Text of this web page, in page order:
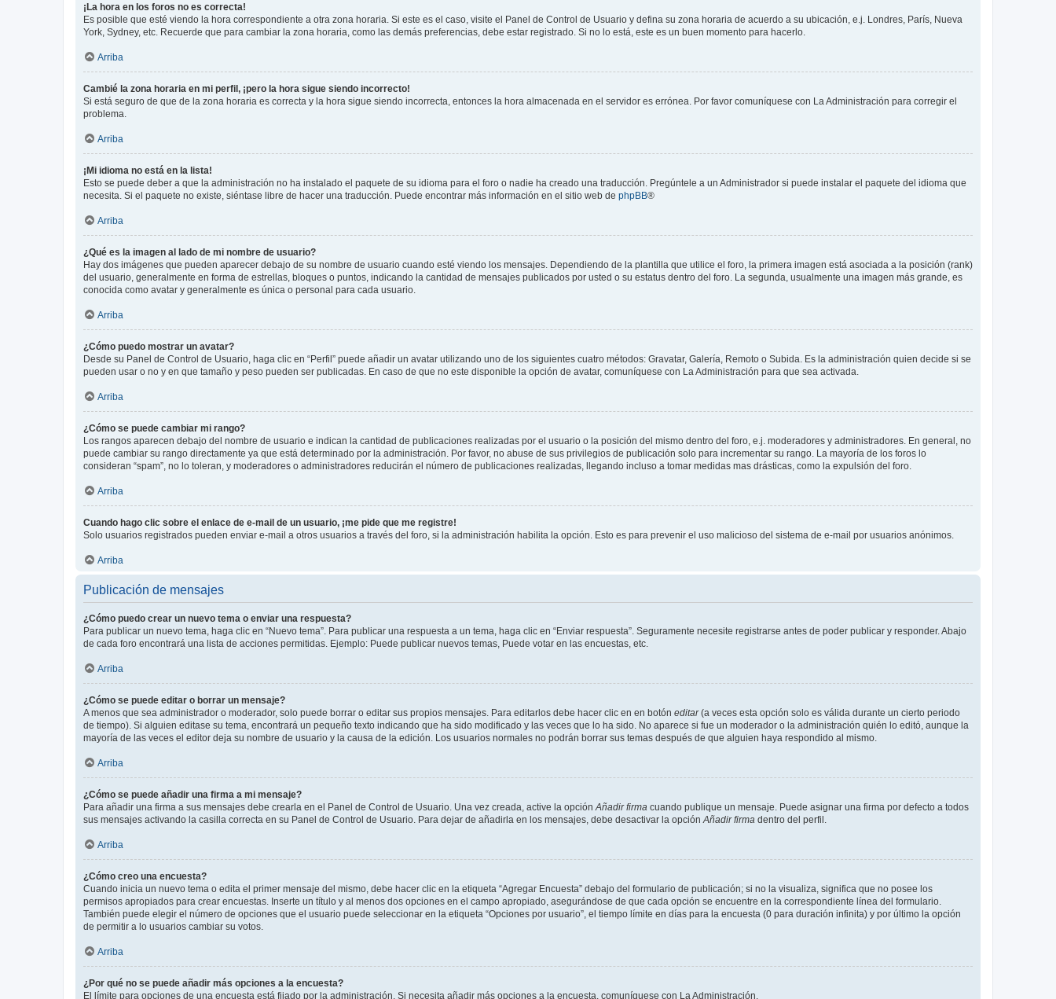
¡La hora en los foros no es correcta!
Es posible que esté viendo la hora correspondiente a otra zona horaria. Si este es el caso, visite el Panel de Control de Usuario y defina su zona horaria de acuerdo a su ubicación, e.j. Londres, París, Nueva
York, Sydney, etc. Recuerde que para cambiar la zona horaria, como las demás preferencias, debe estar registrado. Si no lo está, este es un buen momento para hacerlo.
Arriba
Cambié la zona horaria en mi perfil, ¡pero la hora sigue siendo incorrecto!
Si está seguro de que de la zona horaria es correcta y la hora sigue siendo incorrecta, entonces la hora almacenada en el servidor es errónea. Por favor comuníquese con La Administración para corregir el
problema.
Arriba
¡Mi idioma no está en la lista!
Esto se puede deber a que la administración no ha instalado el paquete de su idioma para el foro o nadie ha creado una traducción. Pregúntele a un Administrador si puede instalar el paquete del idioma que
necesita. Si el paquete no existe, siéntase libre de hacer una traducción. Puede encontrar más información en el sitio web de phpBB®
Arriba
¿Qué es la imagen al lado de mi nombre de usuario?
Hay dos imágenes que pueden aparecer debajo de su nombre de usuario cuando esté viendo los mensajes. Dependiendo de la plantilla que utilice el foro, la primera imagen está asociada a la posición (rank)
del usuario, generalmente en forma de estrellas, bloques o puntos, indicando la cantidad de mensajes publicados por usted o su estatus dentro del foro. La segunda, usualmente una imagen más grande, es
conocida como avatar y generalmente es única o personal para cada usuario.
Arriba
¿Cómo puedo mostrar un avatar?
Desde su Panel de Control de Usuario, haga clic en “Perfil” puede añadir un avatar utilizando uno de los siguientes cuatro métodos: Gravatar, Galería, Remoto o Subida. Es la administración quien decide si se
pueden usar o no y en que tamaño y peso pueden ser publicadas. En caso de que no este disponible la opción de avatar, comuníquese con La Administración para que sea activada.
Arriba
¿Cómo se puede cambiar mi rango?
Los rangos aparecen debajo del nombre de usuario e indican la cantidad de publicaciones realizadas por el usuario o la posición del mismo dentro del foro, e.j. moderadores y administradores. En general, no
puede cambiar su rango directamente ya que está determinado por la administración. Por favor, no abuse de sus privilegios de publicación solo para incrementar su rango. La mayoría de los foros lo
consideran “spam”, no lo toleran, y moderadores o administradores reducirán el número de publicaciones realizadas, llegando incluso a tomar medidas mas drásticas, como la expulsión del foro.
Arriba
Cuando hago clic sobre el enlace de e-mail de un usuario, ¡me pide que me registre!
Solo usuarios registrados pueden enviar e-mail a otros usuarios a través del foro, si la administración habilita la opción. Esto es para prevenir el uso malicioso del sistema de e-mail por usuarios anónimos.
Arriba
Publicación de mensajes
¿Cómo puedo crear un nuevo tema o enviar una respuesta?
Para publicar un nuevo tema, haga clic en “Nuevo tema”. Para publicar una respuesta a un tema, haga clic en “Enviar respuesta”. Seguramente necesite registrarse antes de poder publicar y responder. Abajo
de cada foro encontrará una lista de acciones permitidas. Ejemplo: Puede publicar nuevos temas, Puede votar en las encuestas, etc.
Arriba
¿Cómo se puede editar o borrar un mensaje?
A menos que sea administrador o moderador, solo puede borrar o editar sus propios mensajes. Para editarlos debe hacer clic en en botón editar(a veces esta opción solo es válida durante un cierto periodo
de tiempo). Si alguien editase su tema, encontrará un pequeño texto indicando que ha sido modificado y las veces que lo ha sido. No aparece si fue un moderador o la administración quién lo editó, aunque la
mayoría de las veces el editor deja su nombre de usuario y la causa de la edición. Los usuarios normales no podrán borrar sus temas después de que alguien haya respondido al mismo.
Arriba
¿Cómo se puede añadir una firma a mi mensaje?
Para añadir una firma a sus mensajes debe crearla en el Panel de Control de Usuario. Una vez creada, active la opción Añadir firma cuando publique un mensaje. Puede asignar una firma por defecto a todos
sus mensajes activando la casilla correcta en su Panel de Control de Usuario. Para dejar de añadirla en los mensajes, debe desactivar la opción Añadir firma dentro del perfil.
Arriba
¿Cómo creo una encuesta?
Cuando inicia un nuevo tema o edita el primer mensaje del mismo, debe hacer clic en la etiqueta “Agregar Encuesta” debajo del formulario de publicación; si no la visualiza, significa que no posee los
permisos apropiados para crear encuestas. Inserte un título y al menos dos opciones en el campo apropiado, asegurándose de que cada opción se encuentre en la correspondiente línea del formulario.
También puede elegir el número de opciones que el usuario puede seleccionar en la etiqueta “Opciones por usuario”, el tiempo límite en días para la encuesta (0 para duración infinita) y por último la opción
de permitir a lo usuarios cambiar su votos.
Arriba
¿Por qué no se puede añadir más opciones a la encuesta?
El límite para opciones de una encuesta está fijado por la administración. Si necesita añadir más opciones a la encuesta, comuníquese con La Administración.